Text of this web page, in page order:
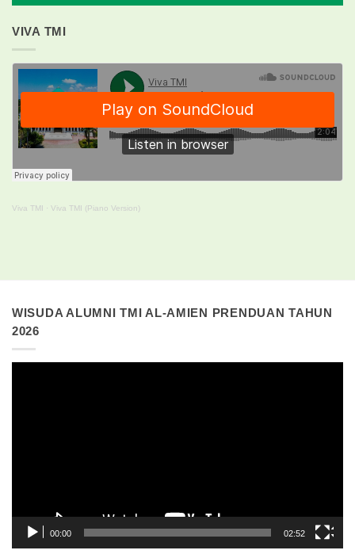
VIVA TMI
Viva TMI · Viva TMI (Piano Version)
WISUDA ALUMNI TMI AL-AMIEN PRENDUAN TAHUN
2026
00:00 02:52